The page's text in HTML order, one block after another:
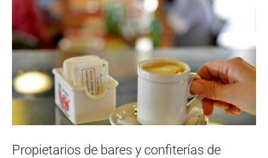
Propietarios de bares y confiterías de